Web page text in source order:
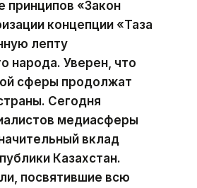
«Закон
концепции «Таза
лепту
народа. Уверен, что
сферы продолжат
Сегодня
медиасферы
вклад
Казахстан.
посвятившие всю